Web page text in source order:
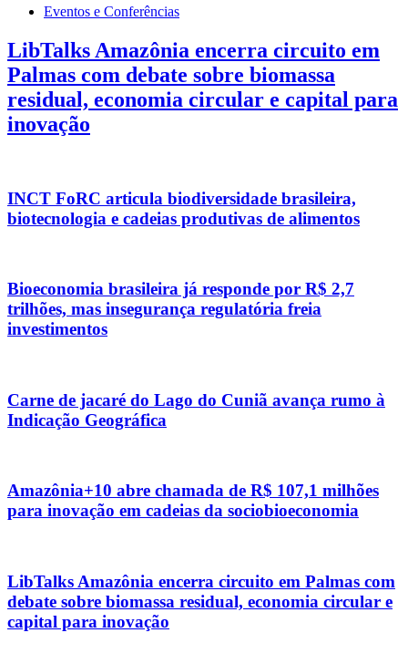
Eventos e Conferências
LibTalks Amazônia encerra circuito em
Palmas com debate sobre biomassa
residual, economia circular e capital para
inovação
INCT FoRC articula biodiversidade brasileira,
biotecnologia e cadeias produtivas de alimentos
Bioeconomia brasileira já responde por R$ 2,7
trilhões, mas insegurança regulatória freia
investimentos
Carne de jacaré do Lago do Cuniã avança rumo à
Indicação Geográfica
Amazônia+10 abre chamada de R$ 107,1 milhões
para inovação em cadeias da sociobioeconomia
LibTalks Amazônia encerra circuito em Palmas com
debate sobre biomassa residual, economia circular e
capital para inovação